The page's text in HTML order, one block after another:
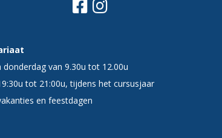
van 9.30u tot 12.00u
tot 21:00u, tijdens het cursusjaar
en feestdagen